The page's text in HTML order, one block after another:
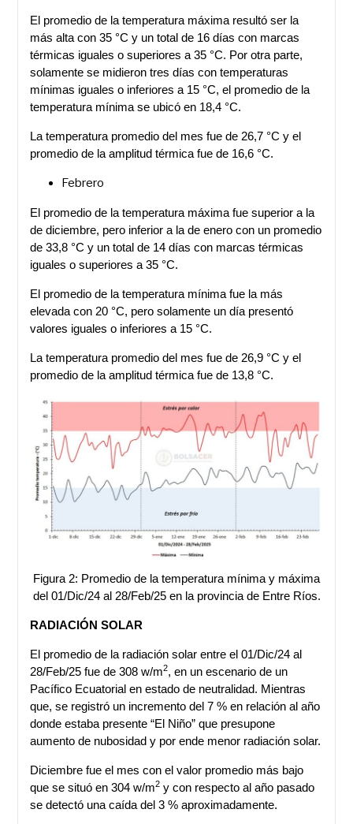
El promedio de la temperatura máxima resultó ser la
más alta con 35 °C y un total de 16 días con marcas
térmicas iguales o superiores a 35 °C. Por otra parte,
solamente se midieron tres días con temperaturas
mínimas iguales o inferiores a 15 °C, el promedio de la
temperatura mínima se ubicó en 18,4 °C.
La temperatura promedio del mes fue de 26,7 °C y el
promedio de la amplitud térmica fue de 16,6 °C.
Febrero
El promedio de la temperatura máxima fue superior a la
de diciembre, pero inferior a la de enero con un promedio
de 33,8 °C y un total de 14 días con marcas térmicas
iguales o superiores a 35 °C.
El promedio de la temperatura mínima fue la más
elevada con 20 °C, pero solamente un día presentó
valores iguales o inferiores a 15 °C.
La temperatura promedio del mes fue de 26,9 °C y el
promedio de la amplitud térmica fue de 13,8 °C.
Figura 2: Promedio de la temperatura mínima y máxima
del 01/Dic/24 al 28/Feb/25 en la provincia de Entre Ríos.
RADIACIÓN SOLAR
El promedio de la radiación solar entre el 01/Dic/24 al
28/Feb/25 fue de 308 w/m2, en un escenario de un
Pacífico Ecuatorial en estado de neutralidad. Mientras
que, se registró un incremento del 7 % en relación al año
donde estaba presente “El Niño” que presupone
aumento de nubosidad y por ende menor radiación solar.
Diciembre fue el mes con el valor promedio más bajo
que se situó en 304 w/m2 y con respecto al año pasado
se detectó una caída del 3 % aproximadamente.